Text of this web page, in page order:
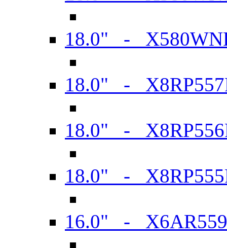
18.0" -
18.0" -
18.0" -
18.0" -
16.0" -